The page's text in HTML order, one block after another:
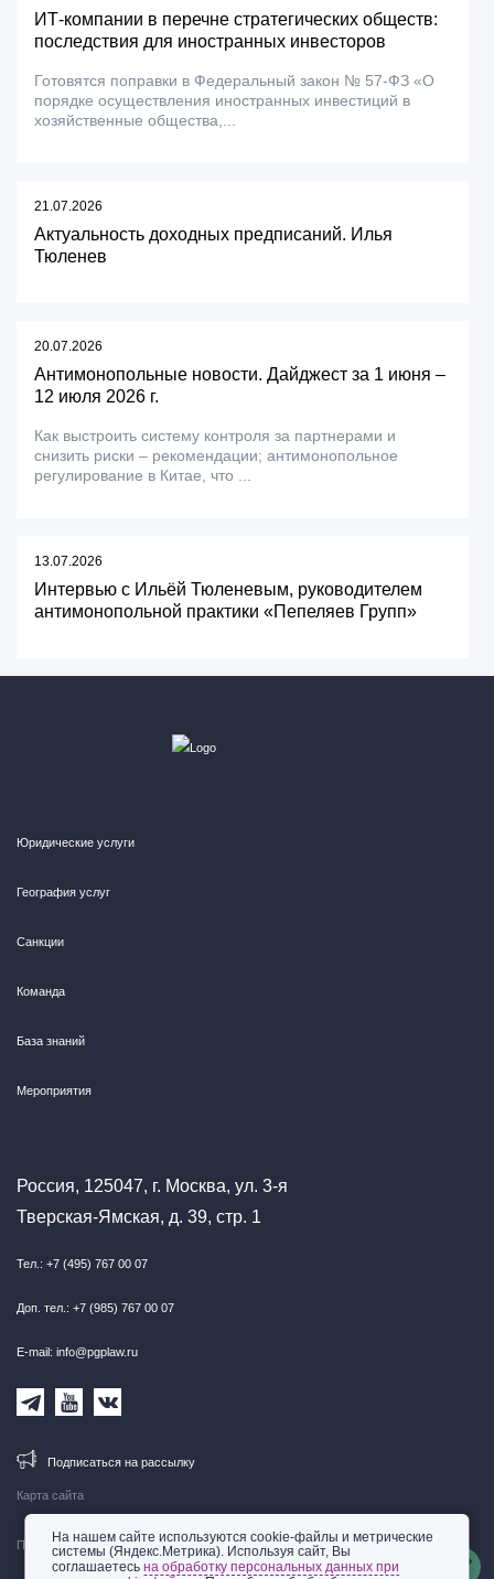
ИТ-компании в перечне стратегических обществ:
последствия для иностранных инвесторов
Готовятся поправки в Федеральный закон № 57-ФЗ «О
порядке осуществления иностранных инвестиций в
хозяйственные общества,...
21.07.2026
Актуальность доходных предписаний. Илья
Тюленев
20.07.2026
Антимонопольные новости. Дайджест за 1 июня –
12 июля 2026 г.
Как выстроить систему контроля за партнерами и
снизить риски – рекомендации; антимонопольное
регулирование в Китае, что ...
13.07.2026
Интервью с Ильёй Тюленевым, руководителем
антимонопольной практики «Пепеляев Групп»
Карта сайта
Правовая информация
Юридические услуги
География услуг
Санкции
Команда
База знаний
Мероприятия
Россия, 125047, г. Москва, ул. 3-я
Тверская-Ямская, д. 39, стр. 1
Тел.: +7 (495) 767 00 07
Доп. тел.: +7 (985) 767 00 07
E-mail: info@pgplaw.ru
Подписаться на рассылку
На нашем сайте используются cookie-файлы и метрические
системы (Яндекс.Метрика). Используя сайт, Вы
соглашаетесьна обработку персональных данных при